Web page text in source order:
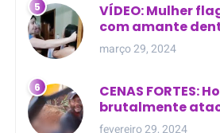
VÍDEO: Mulher
com amante
residência
março 29, 2024
CENAS FORTES:
brutalmente
golpes de facão
fevereiro 29, 2024